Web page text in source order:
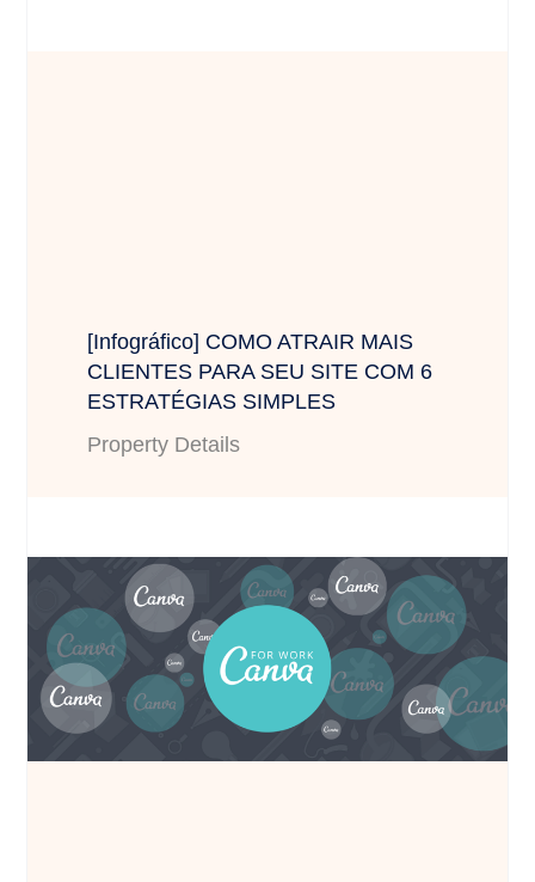
[Infográfico] COMO ATRAIR MAIS
CLIENTES PARA SEU SITE COM 6
ESTRATÉGIAS SIMPLES
Property Details